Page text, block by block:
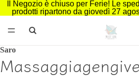
Il Negozio è chiuso per Ferie! Le
prodotti ripartono da giovedì 27
Saro